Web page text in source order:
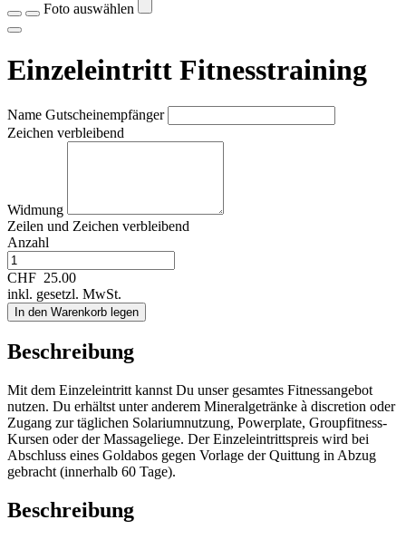
Foto auswählen
Einzeleintritt Fitnesstraining
Name Gutscheinempfänger
Zeichen verbleibend
Widmung
Zeilen und Zeichen verbleibend
Anzahl
CHF 25.00
inkl. gesetzl. MwSt.
In den Warenkorb legen
Beschreibung
Mit dem Einzeleintritt kannst Du unser gesamtes Fitnessangebot
nutzen. Du erhältst unter anderem Mineralgetränke à discretion oder
Zugang zur täglichen Solariumnutzung, Powerplate, Groupfitness-
Kursen oder der Massageliege. Der Einzeleintrittspreis wird bei
Abschluss eines Goldabos gegen Vorlage der Quittung in Abzug
gebracht (innerhalb 60 Tage).
Beschreibung